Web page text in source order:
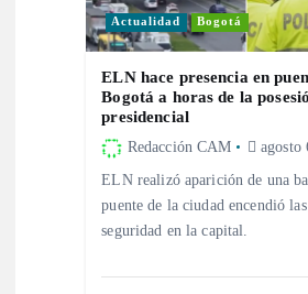
Actualidad Bogotá
ELN hace presencia en
Bogotá a horas de la
presidencial
Redacción CAM agosto
ELN realizó aparición de una
puente de la ciudad encendió
seguridad en la capital.